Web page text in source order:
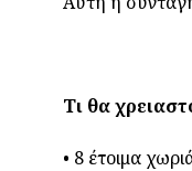
Τι θα
• 8 έτοιμα